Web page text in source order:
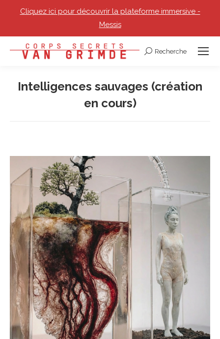
Cliquez ici pour découvrir la plateforme immersive -
Messis
Recherche
Recherche
Intelligences sauvages (création
en cours)